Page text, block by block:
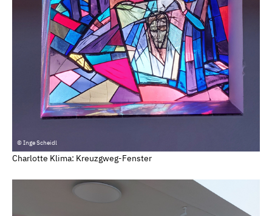
© Inge Scheidl
Charlotte Klima: Kreuzgweg-Fenster